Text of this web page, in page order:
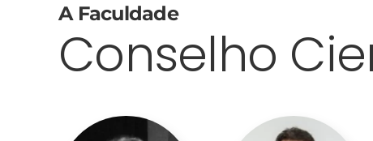
A Faculdade
Conselho